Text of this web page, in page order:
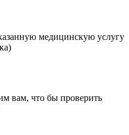
медицинскую услугу
вам, что бы проверить